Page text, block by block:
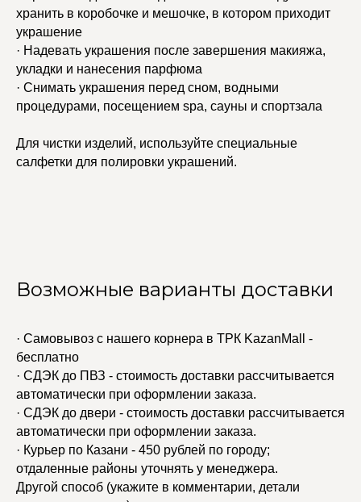
хранить в коробочке и мешочке, в котором приходит
украшение
· Надевать украшения после завершения макияжа,
укладки и нанесения парфюма
· Снимать украшения перед сном, водными
процедурами, посещением spa, сауны и спортзала
Для чистки изделий, используйте специальные
салфетки для полировки украшений.
Возможные варианты доставки
· Самовывоз с нашего корнера в ТРК KazanMall -
бесплатно
· СДЭК до ПВЗ - стоимость доставки рассчитывается
автоматически при оформлении заказа.
· СДЭК до двери - стоимость доставки рассчитывается
автоматически при оформлении заказа.
· Курьер по Казани - 450 рублей по городу;
отдаленные районы уточнять у менеджера.
Другой способ (укажите в комментарии, детали